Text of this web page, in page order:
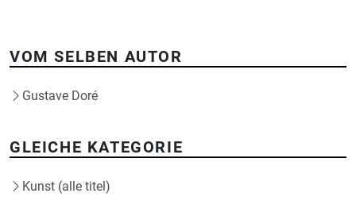
VOM SELBEN AUTOR
Gustave Doré
GLEICHE KATEGORIE
Kunst (alle titel)